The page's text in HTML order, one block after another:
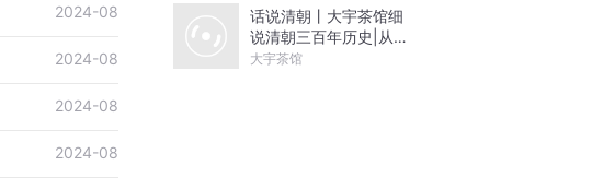
2024-08
2024-08
2024-08
2024-08
话说清朝丨大宇茶馆细
说清朝三百年历史|从努
尔哈赤到末代皇帝溥仪|
大宇茶馆